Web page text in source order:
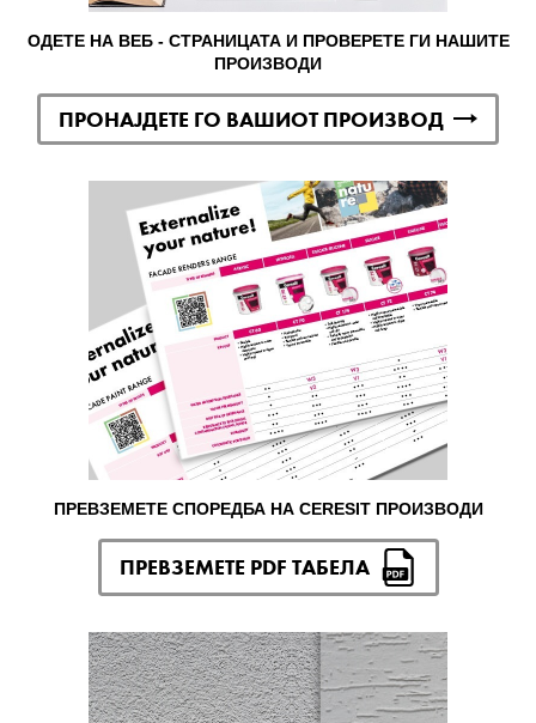
ОДЕТЕ НА ВЕБ - СТРАНИЦАТА И ПРОВЕРЕТЕ ГИ НАШИТЕ
ПРОИЗВОДИ
ПРОНАЈДЕТЕ ГО ВАШИОТ ПРОИЗВОД
ПРЕВЗЕМЕТЕ СПОРЕДБА НА CERESIT ПРОИЗВОДИ
ПРЕВЗЕМЕТЕ PDF ТАБЕЛА